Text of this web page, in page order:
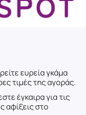
ευρεία γκάμα
τιμές της αγοράς.
έγκαιρα για τις
αφίξεις στο